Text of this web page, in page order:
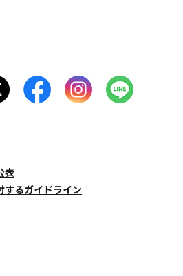
表
するガイドライン